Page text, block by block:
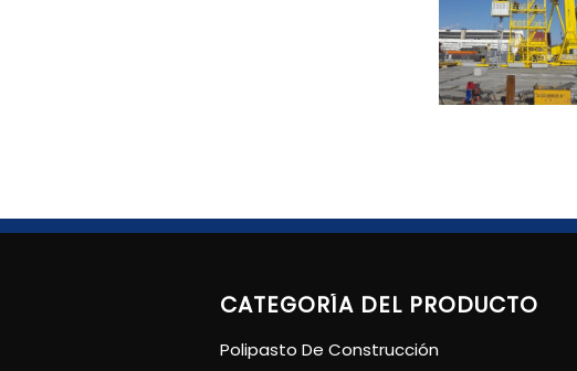
CATEGORÍA DEL PRODUCTO
Polipasto De Construcción